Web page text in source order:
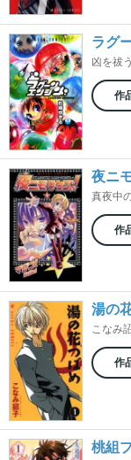
ラグ
凶を祓
作
夜ニ
真夜中
作
湯の
こなみ
作
桃組